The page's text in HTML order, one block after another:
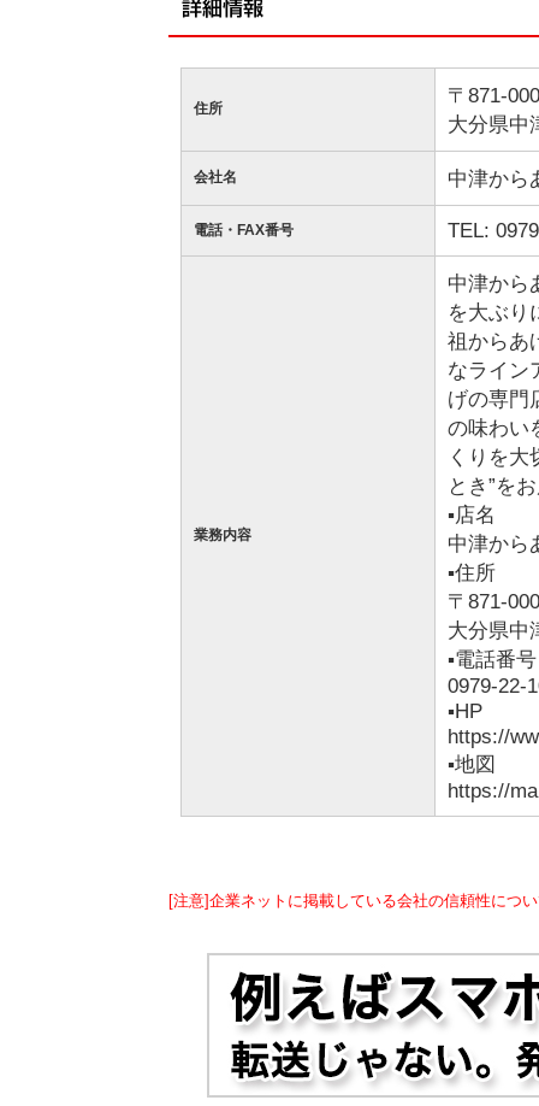
住所
〒871-
大分県中
会社名 中津から
電話・FAX番号 TEL:
業務内容
中津から
を大ぶり
祖からあ
なライン
げの専門
の味わい
くりを大
とき”を
▪️店名
中津から
▪️住所
〒871-
大分県中
▪️電話番号
0979-22-
▪️HP
https://
▪️地図
https://
[注意]企業ネットに掲載している会社の信頼性につ